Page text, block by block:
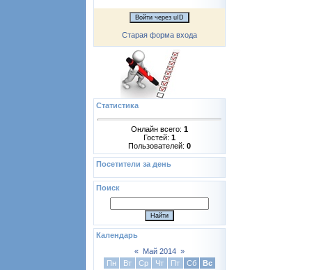
Войти через uID
Старая форма входа
Статистика
Онлайн всего: 1
Гостей: 1
Пользователей: 0
Посетители за день
Поиск
Календарь
«
Май 2014 »
Пн
Вт Ср Чт Пт Сб
Вс